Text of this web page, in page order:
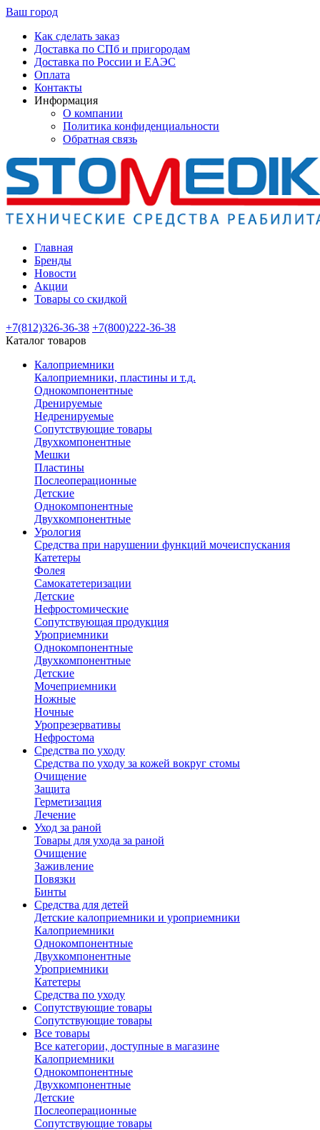
Ваш город
Как сделать заказ
Доставка по СПб и пригородам
Доставка по России и ЕАЭС
Оплата
Контакты
Информация
О компании
Политика конфиденциальности
Обратная связь
Главная
Бренды
Новости
Акции
Товары со скидкой
+7(812)326-36-38 +7(800)222-36-38
Каталог товаров
Калоприемники
Калоприемники, пластины и т.д.
Однокомпонентные
Дренируемые
Недренируемые
Сопутствующие товары
Двухкомпонентные
Мешки
Пластины
Послеоперационные
Детские
Однокомпонентные
Двухкомпонентные
Урология
Средства при нарушении функций мочеиспускания
Катетеры
Фолея
Самокатетеризации
Детские
Нефростомические
Сопутствующая продукция
Уроприемники
Однокомпонентные
Двухкомпонентные
Детские
Мочеприемники
Ножные
Ночные
Уропрезервативы
Нефростома
Средства по уходу
Средства по уходу за кожей вокруг стомы
Очищение
Защита
Герметизация
Лечение
Уход за раной
Товары для ухода за раной
Очищение
Заживление
Повязки
Бинты
Средства для детей
Детские калоприемники и уроприемники
Калоприемники
Однокомпонентные
Двухкомпонентные
Уроприемники
Катетеры
Средства по уходу
Сопутствующие товары
Сопутствующие товары
Все товары
Все категории, доступные в магазине
Калоприемники
Однокомпонентные
Двухкомпонентные
Детские
Послеоперационные
Сопутствующие товары